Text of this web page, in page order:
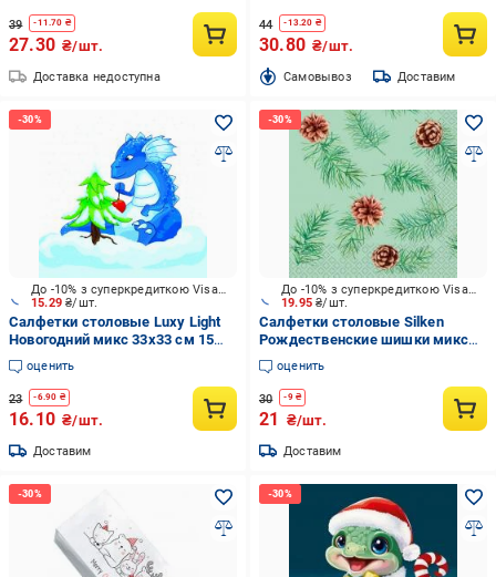
39 -11.70 ₴
27.30 ₴/шт.
Доставка недоступна
44 -13.20 ₴
30.80 ₴/шт.
Cамовывоз Доставим
15.29₴/шт.
До -10% з суперкредиткою Visa Вигода
Салфетки столовые Luxy Light
Новогодний микс 33х33 см 15
шт.
оценить
23 -6.90 ₴
16.10 ₴/шт.
Доставим
19.95₴/шт.
До -10% з суперкредиткою Visa Вигода
Салфетки столовые Silken
Рождественские шишки микс
33х33 см 12 шт.
оценить
30 -9₴
21 ₴/шт.
Доставим